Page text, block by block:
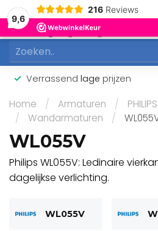
9,6
216 Reviews
MENU
Verrassend lage prijzen
Home / Armaturen / PHILIPS
/
Wandarmaturen /
WL055V
Philips WL055V: Ledinaire
dagelijkse verlichting.
WL055V